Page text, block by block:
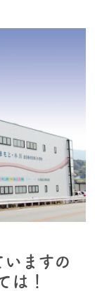
ますの
は！